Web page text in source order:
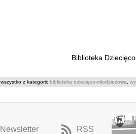
Biblioteka
wszystko z kategorii: biblioteka dziecięco-młodzieżowa
Newsletter RSS